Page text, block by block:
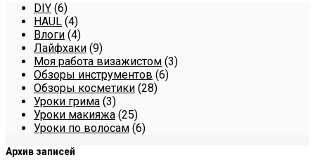
DIY (6)
HAUL (4)
Влоги (4)
Лайфхаки (9)
Моя работа визажистом (3)
Обзоры инструментов (6)
Обзоры косметики (28)
Уроки грима (3)
Уроки макияжа (25)
Уроки по волосам (6)
Архив записей